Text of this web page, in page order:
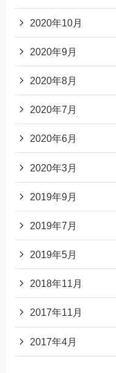
2020年10月
2020年9月
2020年8月
2020年7月
2020年6月
2020年3月
2019年9月
2019年7月
2019年5月
2018年11月
2017年11月
2017年4月